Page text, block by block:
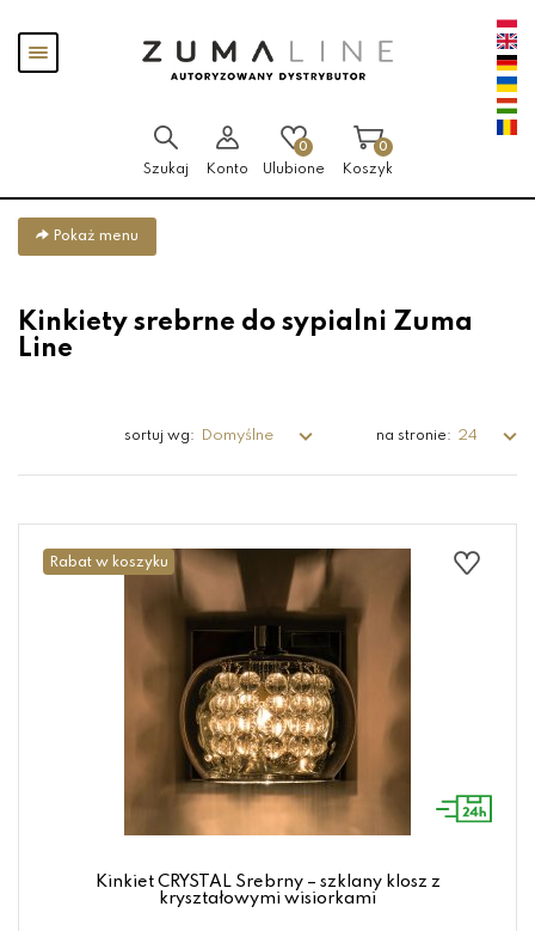
Pokaż
menu
Szukaj Konto
0
Ulubione
0
Koszyk
Pokaż menu
Kinkiety srebrne do sypialni Zuma
Line
sortuj wg: Domyślne na stronie: 24
Rabat w koszyku
Kinkiet CRYSTAL Srebrny – szklany klosz z
kryształowymi wisiorkami